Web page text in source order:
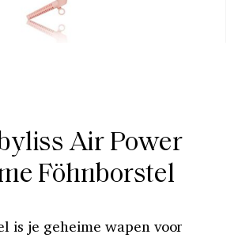
Air Power
Föhnborstel
is je geheime wapen voor